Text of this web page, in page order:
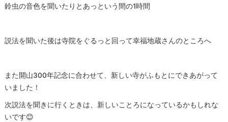
鈴虫の音色を聞いたりとあっという間の1時間
説法を聞いた後は寺院をぐるっと回って幸福地蔵さんのところへ
また開山300年記念に合わせて、新しい寺がふもとにできあがって
いました！
次説法を聞きに行くときは、新しいことろになっているかもしれな
いです😊